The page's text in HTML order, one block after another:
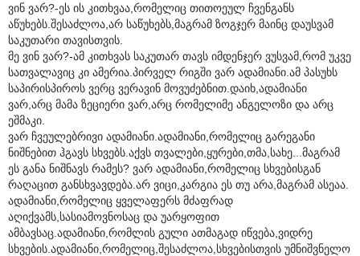
ვინ ვარ?-ეს ის კითხვაა,რომელიც თითოეულ ჩვენგანს
აწუხებს.შესაძლოა,არ საწუხებს,მაგრამ ზოგჯერ მაინც დაუსვამ
საკუთარი თავისთვის.
მე ვინ ვარ?-ამ კითხვას საკუთარ თავს იმდენჯერ ვუსვამ,რომ უკვე
სათვალავიც კი ამერია.პირველ რიგში ვარ ადამიანი.ამ პასუხს
საპირისპიროს ვერც ვერავინ მოვუძებნით.დაიხ,ადამიანი
ვარ,არც მამა ზეციერი ვარ,არც რომელიმე ანგელოზი და არც
ეშმაკი.
ვარ ჩვეულებრივი ადამიანი.ადამიანი,რომელიც გარეგანი
ნიშნებით ჰგავს სხვებს.აქვს თვალები,ყურები,თმა,სახე...მაგრამ
ეს განა ნიშნავს რამეს? ვარ ადამიანი,რომელიც სხვებისგან
რაღაცით განსხვავდება.არ ვიცი,კარგია ეს თუ არა,მაგრამ ასეაა.
ადამიანი,რომელიც ყველაფერს მძაფრად
აღიქვამს,სასიამოვნოსაც და უარყოფით
ამბავსაც.ადამიანი,რომლის გული ათმაგად იწვება,ვიდრე
სხვების.ადამიანი,რომელიც,შესაძლოა,სხვებისთვის უმნიშვნელო